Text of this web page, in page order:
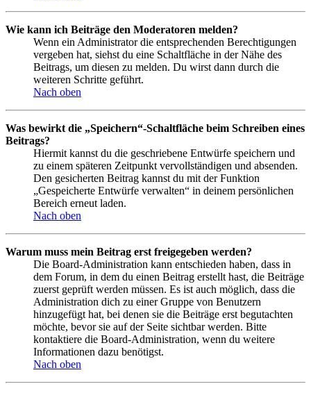
Wie kann ich Beiträge den Moderatoren melden?
Wenn ein Administrator die entsprechenden Berechtigungen
vergeben hat, siehst du eine Schaltfläche in der Nähe des
Beitrags, um diesen zu melden. Du wirst dann durch die
weiteren Schritte geführt.
Nach oben
Was bewirkt die „Speichern“-Schaltfläche beim Schreiben eines
Beitrags?
Hiermit kannst du die geschriebene Entwürfe speichern und
zu einem späteren Zeitpunkt vervollständigen und absenden.
Den gesicherten Beitrag kannst du mit der Funktion
„Gespeicherte Entwürfe verwalten“ in deinem persönlichen
Bereich erneut laden.
Nach oben
Warum muss mein Beitrag erst freigegeben werden?
Die Board-Administration kann entschieden haben, dass in
dem Forum, in dem du einen Beitrag erstellt hast, die Beiträge
zuerst geprüft werden müssen. Es ist auch möglich, dass die
Administration dich zu einer Gruppe von Benutzern
hinzugefügt hat, bei denen sie die Beiträge erst begutachten
möchte, bevor sie auf der Seite sichtbar werden. Bitte
kontaktiere die Board-Administration, wenn du weitere
Informationen dazu benötigst.
Nach oben